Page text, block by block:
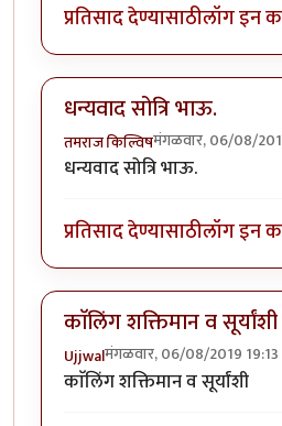
प्रतिसाद देण्यासाठीलॉग इन
धन्यवाद सोत्रि भाऊ.
तमराज किल्विषमंगळवार, 06/08/
धन्यवाद सोत्रि भाऊ.
प्रतिसाद देण्यासाठीलॉग इन
काॅलिंग शक्तिमान व सूर्यांशी
Ujjwalमंगळवार, 06/08/2019 19:13
काॅलिंग शक्तिमान व सूर्यांशी